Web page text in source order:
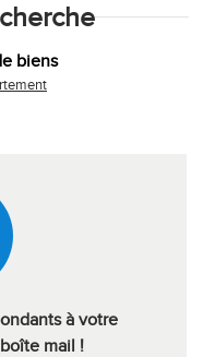
biens
à votre
mail !